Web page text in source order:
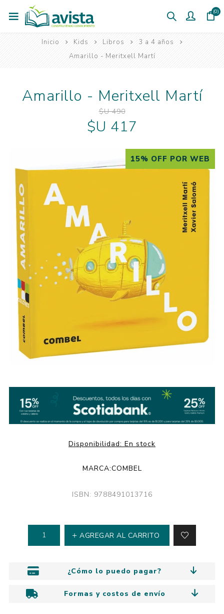
(0)
Inicio Kids Libros
3 a 4 años
Amarillo - Meritxell Martí
15% OFF POR WEB
Amarillo - Meritxell Martí
$U 490
$U 417
Disponibilidad: En stock
MARCA:COMBEL
ISBN: 9788491013716
AGREGAR AL CARRITO
¿Cómo lo puedo pagar?
Formas y costos de envío